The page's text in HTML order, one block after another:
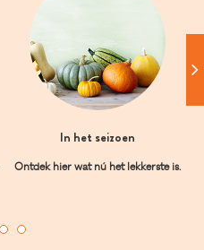
In het seizoen
Ontdek hier wat nú het lekkerste is.